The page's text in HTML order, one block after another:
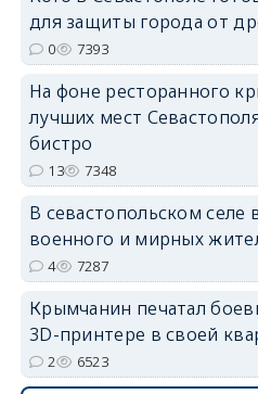
для защиты города от
0 7393
На фоне ресторанного
лучших мест
бистро
13 7348
В севастопольском
военного и мирных
4 7287
Крымчанин печатал
3D-принтере в своей
2 6523